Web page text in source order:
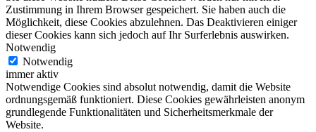
Zustimmung in Ihrem Browser gespeichert. Sie haben auch die
Möglichkeit, diese Cookies abzulehnen. Das Deaktivieren einiger
dieser Cookies kann sich jedoch auf Ihr Surferlebnis auswirken.
Notwendig
Notwendig
immer aktiv
Notwendige Cookies sind absolut notwendig, damit die Website
ordnungsgemäß funktioniert. Diese Cookies gewährleisten anonym
grundlegende Funktionalitäten und Sicherheitsmerkmale der
Website.